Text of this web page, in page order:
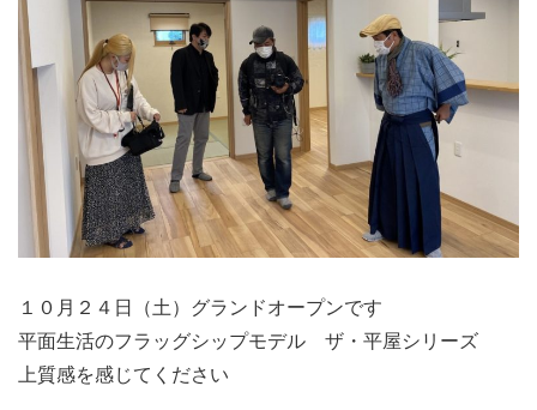
１０月２４日（土）グランドオープンです
平面生活のフラッグシップモデル ザ・平屋シリーズ
上質感を感じてください